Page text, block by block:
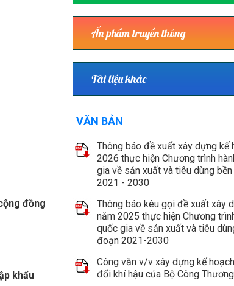
đồng
khẩu
Ấn phẩm truyền thông
Tài liệu khác
VĂN BẢN
Thông báo đề xuất xây dựng kế
2026 thực hiện Chương trình
gia về sản xuất và tiêu dùng
2021 - 2030
Thông báo kêu gọi đề xuất xây
năm 2025 thực hiện Chương
quốc gia về sản xuất và tiêu
đoạn 2021-2030
Công văn v/v xây dựng kế
đổi khí hậu của Bộ Công